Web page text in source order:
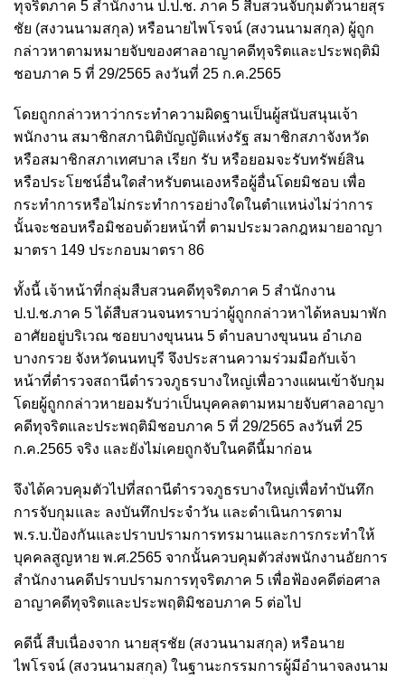
ทุจริตภาค 5 สำนักงาน ป.ป.ช. ภาค 5 สืบสวนจับกุมตัวนายสุร
ชัย (สงวนนามสกุล) หรือนายไพโรจน์ (สงวนนามสกุล) ผู้ถูก
กล่าวหาตามหมายจับของศาลอาญาคดีทุจริตและประพฤติมิ
ชอบภาค 5 ที่ 29/2565 ลงวันที่ 25 ก.ค.2565
โดยถูกกล่าวหาว่ากระทำความผิดฐานเป็นผู้สนับสนุนเจ้า
พนักงาน สมาชิกสภานิติบัญญัติแห่งรัฐ สมาชิกสภาจังหวัด
หรือสมาชิกสภาเทศบาล เรียก รับ หรือยอมจะรับทรัพย์สิน
หรือประโยชน์อื่นใดสำหรับตนเองหรือผู้อื่นโดยมิชอบ เพื่อ
กระทำการหรือไม่กระทำการอย่างใดในตำแหน่งไม่ว่าการ
นั้นจะชอบหรือมิชอบด้วยหน้าที่ ตามประมวลกฎหมายอาญา
มาตรา 149 ประกอบมาตรา 86
ทั้งนี้ เจ้าหน้าที่กลุ่มสืบสวนคดีทุจริตภาค 5 สำนักงาน
ป.ป.ช.ภาค 5 ได้สืบสวนจนทราบว่าผู้ถูกกล่าวหาได้หลบมาพัก
อาศัยอยู่บริเวณ ซอยบางขุนนน 5 ตำบลบางขุนนน อำเภอ
บางกรวย จังหวัดนนทบุรี จึงประสานความร่วมมือกับเจ้า
หน้าที่ตำรวจสถานีตำรวจภูธรบางใหญ่เพื่อวางแผนเข้าจับกุม
โดยผู้ถูกกล่าวหายอมรับว่าเป็นบุคคลตามหมายจับศาลอาญา
คดีทุจริตและประพฤติมิชอบภาค 5 ที่ 29/2565 ลงวันที่ 25
ก.ค.2565 จริง และยังไม่เคยถูกจับในคดีนี้มาก่อน
จึงได้ควบคุมตัวไปที่สถานีตำรวจภูธรบางใหญ่เพื่อทำบันทึก
การจับกุมและ ลงบันทึกประจำวัน และดำเนินการตาม
พ.ร.บ.ป้องกันและปราบปรามการทรมานและการกระทำให้
บุคคลสูญหาย พ.ศ.2565 จากนั้นควบคุมตัวส่งพนักงานอัยการ
สำนักงานคดีปราบปรามการทุจริตภาค 5 เพื่อฟ้องคดีต่อศาล
อาญาคดีทุจริตและประพฤติมิชอบภาค 5 ต่อไป
คดีนี้ สืบเนื่องจาก นายสุรชัย (สงวนนามสกุล) หรือนาย
ไพโรจน์ (สงวนนามสกุล) ในฐานะกรรมการผู้มีอำนาจลงนาม